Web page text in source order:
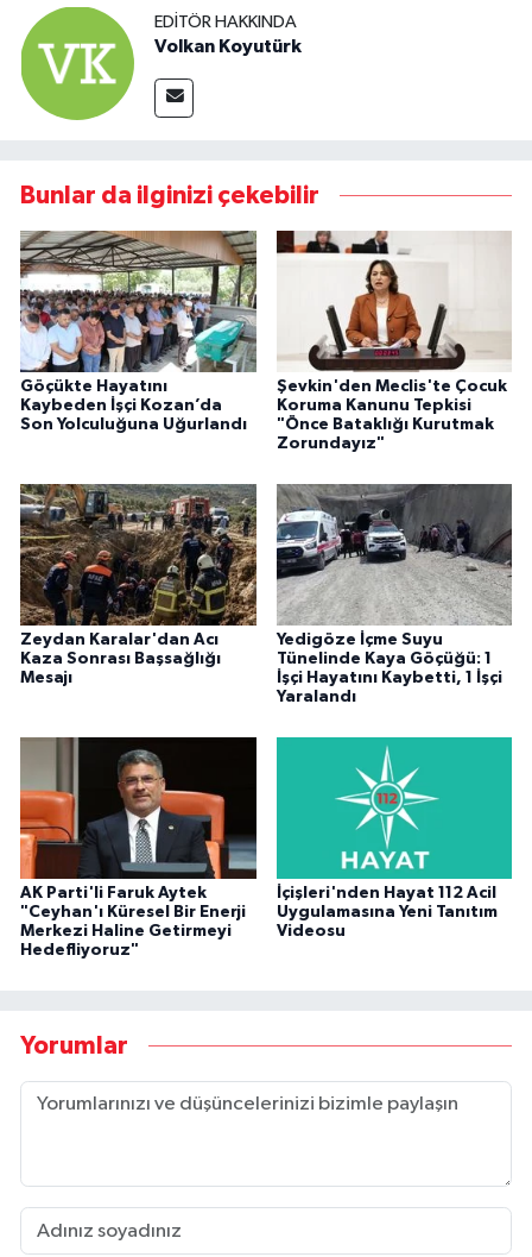
EDITÖR HAKKINDA
Volkan Koyutürk
Bunlar da ilginizi çekebilir
Göçükte Hayatını
Kaybeden İşçi Kozan’da
Son Yolculuğuna Uğurlandı
Şevkin'den Meclis'te Çocuk
Koruma Kanunu Tepkisi
"Önce Bataklığı Kurutmak
Zorundayız"
Zeydan Karalar'dan Acı
Kaza Sonrası Başsağlığı
Mesajı
Yedigöze İçme Suyu
Tünelinde Kaya Göçüğü: 1
İşçi Hayatını Kaybetti, 1 İşçi
Yaralandı
AK Parti'li Faruk Aytek
"Ceyhan'ı Küresel Bir Enerji
Merkezi Haline Getirmeyi
Hedefliyoruz"
İçişleri'nden Hayat 112 Acil
Uygulamasına Yeni Tanıtım
Videosu
Yorumlar